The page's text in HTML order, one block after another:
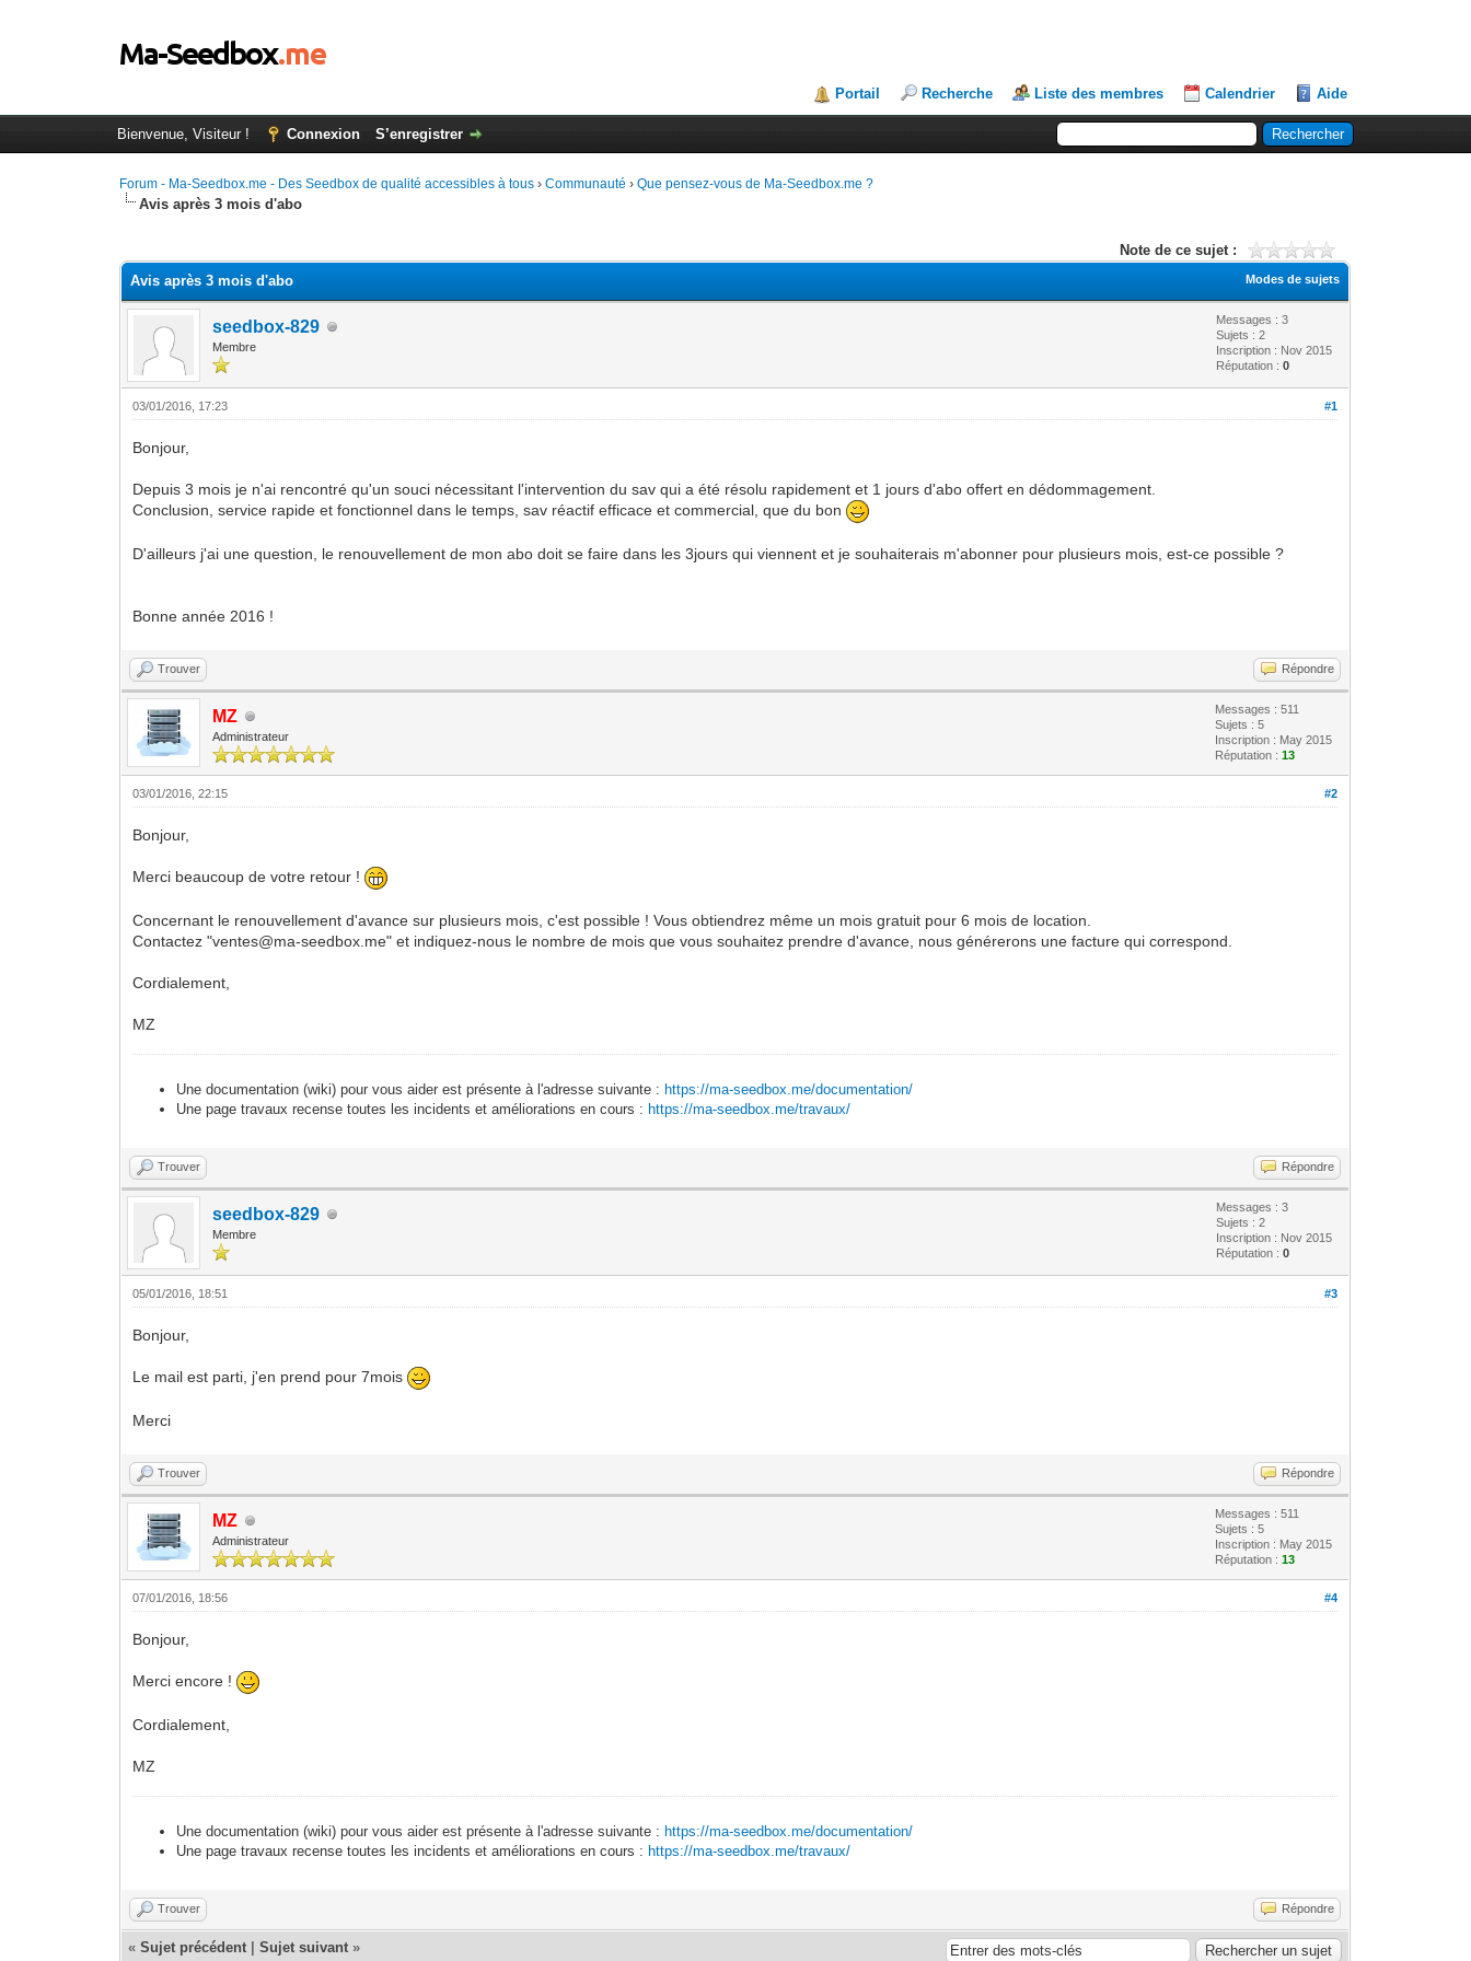
Portail Recherche Liste des membres Calendrier Aide
Bienvenue, Visiteur ! Connexion S’enregistrer
Forum - Ma-Seedbox.me - Des Seedbox de qualité accessibles à tous ›Communauté ›Que pensez-vous de Ma-Seedbox.me ?
Avis après 3 mois d'abo
Note de ce sujet :
Modes de sujets
Avis après 3 mois d'abo
seedbox-829
Membre
Messages : 3
Sujets : 2
Inscription : Nov 2015
Réputation :0
#1
03/01/2016, 17:23
Bonjour,
Depuis 3 mois je n'ai rencontré qu'un souci nécessitant l'intervention du sav qui a été résolu rapidement et 1 jours d'abo offert en dédommagement.
Conclusion, service rapide et fonctionnel dans le temps, sav réactif efficace et commercial, que du bon
D'ailleurs j'ai une question, le renouvellement de mon abo doit se faire dans les 3jours qui viennent et je souhaiterais m'abonner pour plusieurs mois, est-ce possible ?
Bonne année 2016 !
Trouver Répondre
MZ
Administrateur
Messages : 511
Sujets : 5
Inscription : May 2015
Réputation :13
#2
03/01/2016, 22:15
Bonjour,
Merci beaucoup de votre retour !
Concernant le renouvellement d'avance sur plusieurs mois, c'est possible ! Vous obtiendrez même un mois gratuit pour 6 mois de location.
Contactez "ventes@ma-seedbox.me" et indiquez-nous le nombre de mois que vous souhaitez prendre d'avance, nous générerons une facture qui correspond.
Cordialement,
MZ
Une documentation (wiki) pour vous aider est présente à l'adresse suivante : https://ma-seedbox.me/documentation/
Une page travaux recense toutes les incidents et améliorations en cours : https://ma-seedbox.me/travaux/
Trouver Répondre
seedbox-829
Membre
Messages : 3
Sujets : 2
Inscription : Nov 2015
Réputation :0
#3
05/01/2016, 18:51
Bonjour,
Le mail est parti, j'en prend pour 7mois
Merci
Trouver Répondre
MZ
Administrateur
Messages : 511
Sujets : 5
Inscription : May 2015
Réputation :13
#4
07/01/2016, 18:56
Bonjour,
Merci encore !
Cordialement,
MZ
Une documentation (wiki) pour vous aider est présente à l'adresse suivante : https://ma-seedbox.me/documentation/
Une page travaux recense toutes les incidents et améliorations en cours : https://ma-seedbox.me/travaux/
Trouver Répondre
«Sujet précédent |Sujet suivant »